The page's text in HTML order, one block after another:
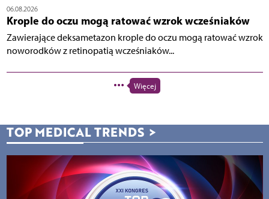
06.08.2026
Krople do oczu mogą ratować wzrok wcześniaków
Zawierające deksametazon krople do oczu mogą ratować wzrok
noworodków z retinopatią wcześniaków...
Więcej
TOP MEDICAL TRENDS >